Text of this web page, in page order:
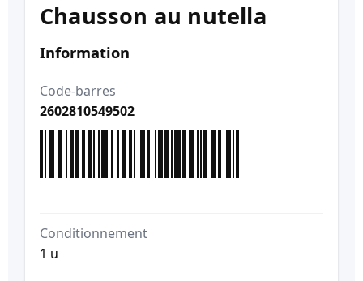
Chausson au nutella
Information
Code-barres
2602810549502
Conditionnement
1 u